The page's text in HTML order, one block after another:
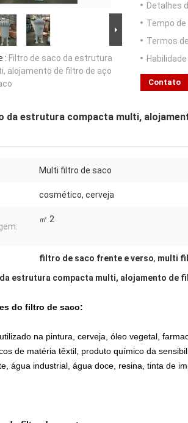
: Filtro de saco da estrutura
alojamento de filtro de aço
Detalhes
Tempo
Termos
Contato
da estrutura compacta multi,
Multi filtro de saco
cosmético, cerveja
㎡ 2
filtro de saco frente e verso, multi
estrutura compacta multi, alojamento de
do filtro de saco:
na pintura, cerveja, óleo vegetal,
de matéria têxtil, produto químico da
água industrial, água doce, resina, tinta de